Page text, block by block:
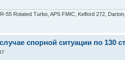
55 Rotated Turbo, APS FMIC, Kelford 272,
спорной ситуации по 130